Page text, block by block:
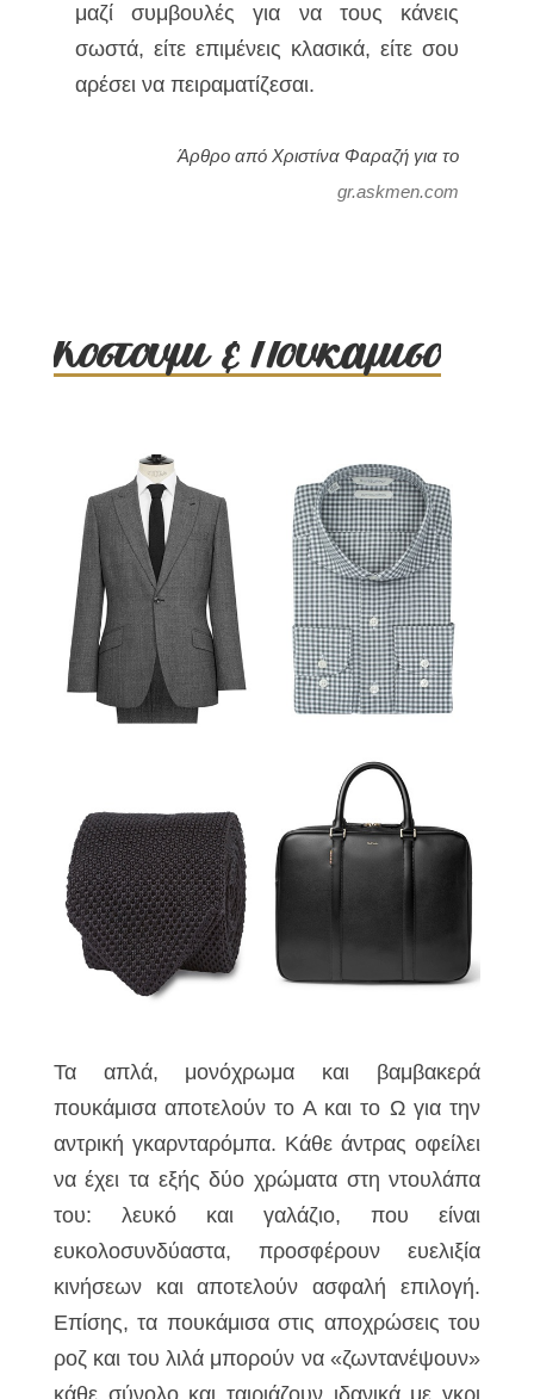
μαζί συμβουλές για να τους κάνεις
σωστά, είτε επιμένεις κλασικά, είτε σου
αρέσει να πειραματίζεσαι.
Άρθρο από Χριστίνα Φαραζή για το
gr.askmen.com
Κοστούμι & Πουκάμισο
Τα απλά, μονόχρωμα και βαμβακερά
πουκάμισα αποτελούν το Α και το Ω για την
αντρική γκαρνταρόμπα. Κάθε άντρας οφείλει
να έχει τα εξής δύο χρώματα στη ντουλάπα
του: λευκό και γαλάζιο, που είναι
ευκολοσυνδύαστα, προσφέρουν ευελιξία
κινήσεων και αποτελούν ασφαλή επιλογή.
Επίσης, τα πουκάμισα στις αποχρώσεις του
ροζ και του λιλά μπορούν να «ζωντανέψουν»
κάθε σύνολο και ταιριάζουν ιδανικά με γκρι